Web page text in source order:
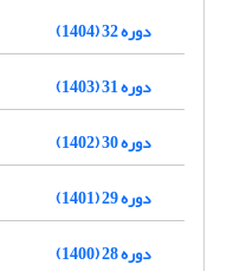
دوره 32 (1404)
دوره 31 (1403)
دوره 30 (1402)
دوره 29 (1401)
دوره 28 (1400)